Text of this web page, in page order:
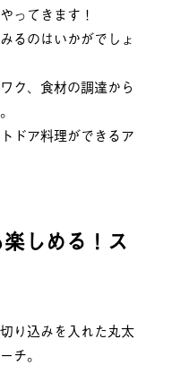
ってきます！
るのはいかがでしょ
ク、食材の調達から
ドア料理ができるア
しめる！ス
り込みを入れた丸太
チ。